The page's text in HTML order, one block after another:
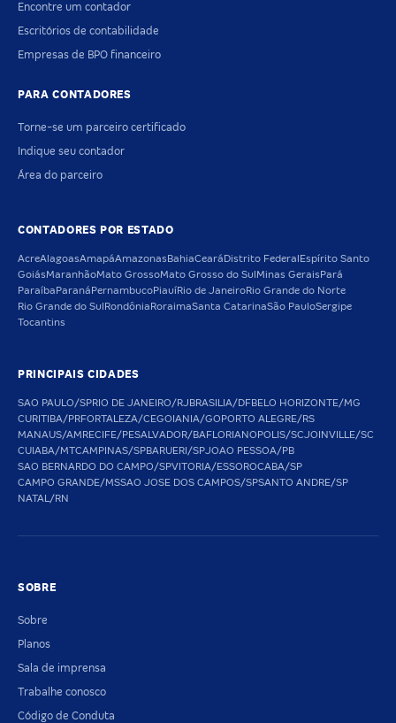
Encontre um contador
Escritórios de contabilidade
Empresas de BPO financeiro
PARA CONTADORES
Torne-se um parceiro certificado
Indique seu contador
Área do parceiro
CONTADORES POR ESTADO
AcreAlagoasAmapáAmazonas BahiaCeará Distrito Federal Espírito Santo
GoiásMaranhãoMato GrossoMato Grosso do Sul Minas Gerais Pará
Paraíba Paraná PernambucoPiauíRio de JaneiroRio Grande do Norte
Rio Grande do Sul Rondônia RoraimaSanta CatarinaSão PauloSergipe
Tocantins
PRINCIPAIS CIDADES
SAO PAULO/SPRIO DE JANEIRO/RJBRASILIA/DFBELO HORIZONTE/MG
CURITIBA/PRFORTALEZA/CEGOIANIA/GOPORTO ALEGRE/RS
MANAUS/AMRECIFE/PESALVADOR/BAFLORIANOPOLIS/SCJOINVILLE/SC
CUIABA/MTCAMPINAS/SPBARUERI/SPJOAO PESSOA/PB
SAO BERNARDO DO CAMPO/SPVITORIA/ESSOROCABA/SP
CAMPO GRANDE/MSSAO JOSE DOS CAMPOS/SPSANTO ANDRE/SP
NATAL/RN
SOBRE
Sobre
Planos
Sala de imprensa
Trabalhe conosco
Código de Conduta